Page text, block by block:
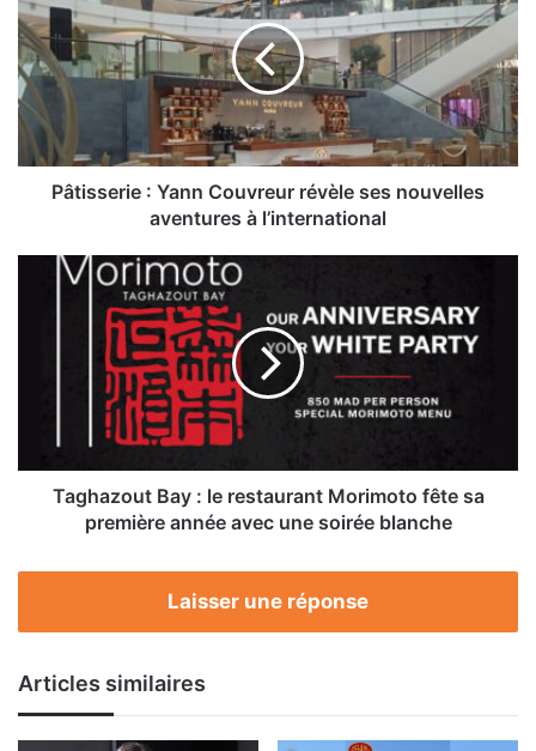
Yann
Couvreur
révèle
ses
nouvelles
aventures
à
l’international
Pâtisserie : Yann Couvreur révèle ses nouvelles
aventures à l’international
Taghazout
première
année
soirée
Taghazout Bay : le restaurant Morimoto fête sa
première année avec une soirée blanche
Laisser une réponse
Articles similaires